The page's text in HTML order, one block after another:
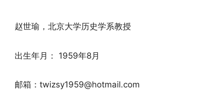
赵世瑜，北京大学历史学系教授
出生年月： 1959年8月
邮箱：twizsy1959@hotmail.com